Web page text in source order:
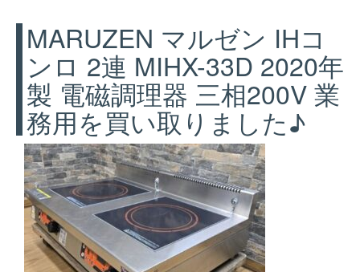
MARUZEN マルゼン IHコ
ンロ 2連 MIHX-33D 2020年
製 電磁調理器 三相200V 業
務用を買い取りました♪